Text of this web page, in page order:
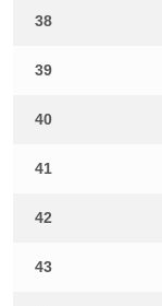
38
39
40
41
42
43